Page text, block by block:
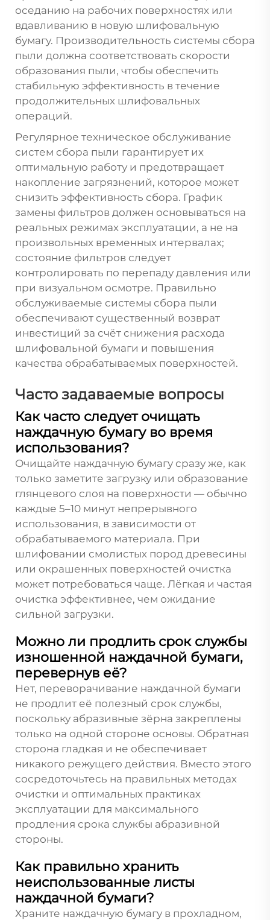
оседанию на рабочих поверхностях или
вдавливанию в новую шлифовальную
бумагу. Производительность системы сбора
пыли должна соответствовать скорости
образования пыли, чтобы обеспечить
стабильную эффективность в течение
продолжительных шлифовальных
операций.
Регулярное техническое обслуживание
систем сбора пыли гарантирует их
оптимальную работу и предотвращает
накопление загрязнений, которое может
снизить эффективность сбора. График
замены фильтров должен основываться на
реальных режимах эксплуатации, а не на
произвольных временных интервалах;
состояние фильтров следует
контролировать по перепаду давления или
при визуальном осмотре. Правильно
обслуживаемые системы сбора пыли
обеспечивают существенный возврат
инвестиций за счёт снижения расхода
шлифовальной бумаги и повышения
качества обрабатываемых поверхностей.
Часто задаваемые вопросы
Как часто следует очищать
наждачную бумагу во время
использования?
Очищайте наждачную бумагу сразу же, как
только заметите загрузку или образование
глянцевого слоя на поверхности — обычно
каждые 5–10 минут непрерывного
использования, в зависимости от
обрабатываемого материала. При
шлифовании смолистых пород древесины
или окрашенных поверхностей очистка
может потребоваться чаще. Лёгкая и частая
очистка эффективнее, чем ожидание
сильной загрузки.
Можно ли продлить срок службы
изношенной наждачной бумаги,
перевернув её?
Нет, переворачивание наждачной бумаги
не продлит её полезный срок службы,
поскольку абразивные зёрна закреплены
только на одной стороне основы. Обратная
сторона гладкая и не обеспечивает
никакого режущего действия. Вместо этого
сосредоточьтесь на правильных методах
очистки и оптимальных практиках
эксплуатации для максимального
продления срока службы абразивной
стороны.
Как правильно хранить
неиспользованные листы
наждачной бумаги?
Храните наждачную бумагу в прохладном,